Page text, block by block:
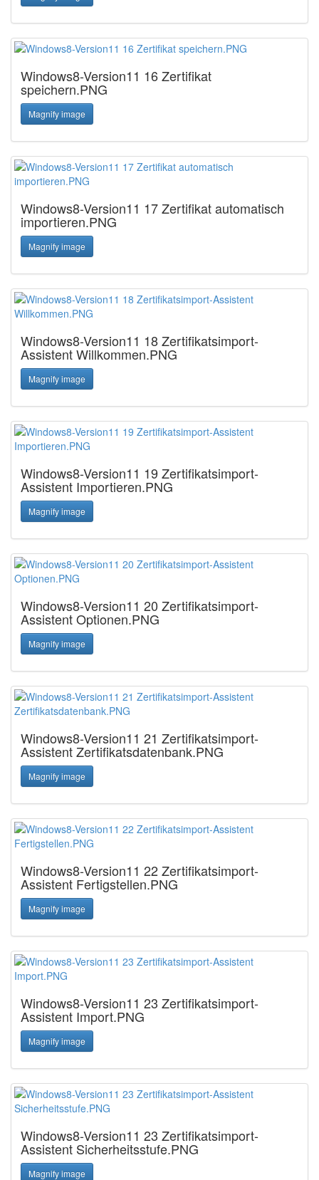
Windows8-Version11 16 Zertifikat
speichern.PNG
Magnify image
Windows8-Version11 17 Zertifikat automatisch
importieren.PNG
Magnify image
Windows8-Version11 18 Zertifikatsimport-
Assistent Willkommen.PNG
Magnify image
Windows8-Version11 19 Zertifikatsimport-
Assistent Importieren.PNG
Magnify image
Windows8-Version11 20 Zertifikatsimport-
Assistent Optionen.PNG
Magnify image
Windows8-Version11 21 Zertifikatsimport-
Assistent Zertifikatsdatenbank.PNG
Magnify image
Windows8-Version11 22 Zertifikatsimport-
Assistent Fertigstellen.PNG
Magnify image
Windows8-Version11 23 Zertifikatsimport-
Assistent Import.PNG
Magnify image
Windows8-Version11 23 Zertifikatsimport-
Assistent Sicherheitsstufe.PNG
Magnify image